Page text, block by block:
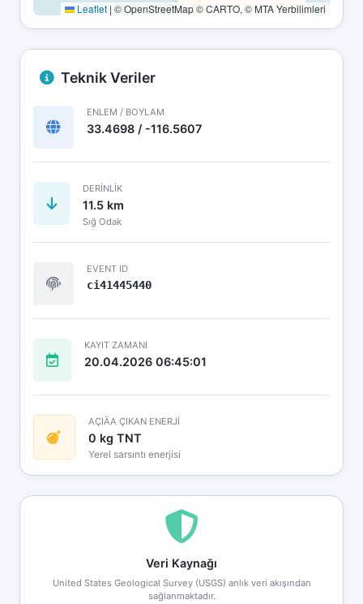
Leaflet | © OpenStreetMap © CARTO, © MTA Yerbilimleri
Teknik Veriler
ENLEM / BOYLAM
33.4698 / -116.5607
DERINLIK
11.5 km
Sığ Odak
EVENT ID
ci41445440
KAYIT ZAMANI
20.04.2026 06:45:01
AÇIÄA ÇIKAN ENERJİ
0 kg TNT
Yerel sarsıntı enerjisi
Veri Kaynağı
United States Geological Survey (USGS) anlık veri akışından
sağlanmaktadır.